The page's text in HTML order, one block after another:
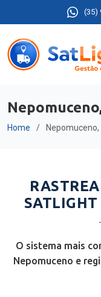
(35)
Home
O sistema mais
Nepomuceno e